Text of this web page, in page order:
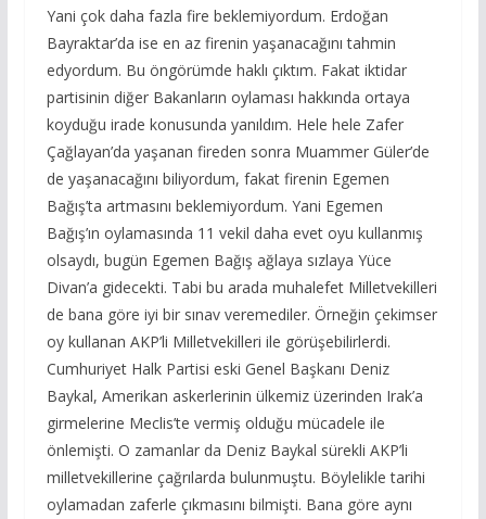
Yani çok daha fazla fire beklemiyordum. Erdoğan
Bayraktar’da ise en az firenin yaşanacağını tahmin
edyordum. Bu öngörümde haklı çıktım. Fakat iktidar
partisinin diğer Bakanların oylaması hakkında ortaya
koyduğu irade konusunda yanıldım. Hele hele Zafer
Çağlayan’da yaşanan fireden sonra Muammer Güler’de
de yaşanacağını biliyordum, fakat firenin Egemen
Bağış’ta artmasını beklemiyordum. Yani Egemen
Bağış’ın oylamasında 11 vekil daha evet oyu kullanmış
olsaydı, bugün Egemen Bağış ağlaya sızlaya Yüce
Divan’a gidecekti. Tabi bu arada muhalefet Milletvekilleri
de bana göre iyi bir sınav veremediler. Örneğin çekimser
oy kullanan AKP’li Milletvekilleri ile görüşebilirlerdi.
Cumhuriyet Halk Partisi eski Genel Başkanı Deniz
Baykal, Amerikan askerlerinin ülkemiz üzerinden Irak’a
girmelerine Meclis’te vermiş olduğu mücadele ile
önlemişti. O zamanlar da Deniz Baykal sürekli AKP’li
milletvekillerine çağrılarda bulunmuştu. Böylelikle tarihi
oylamadan zaferle çıkmasını bilmişti. Bana göre aynı